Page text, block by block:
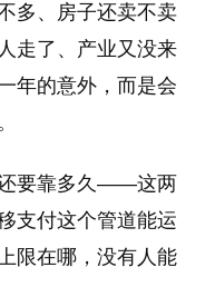
多、房子还卖不卖
走了、产业又没来
年的意外，而是会
要靠多久——这两
支付这个管道能运
限在哪，没有人能